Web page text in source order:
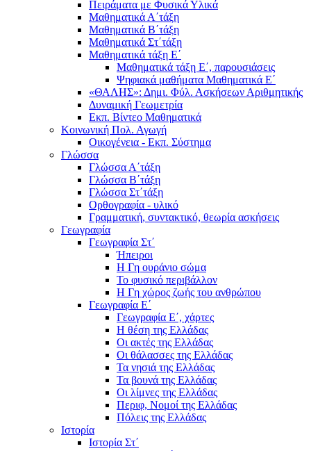
Πειράματα με Φυσικά Υλικά
Μαθηματικά Α΄τάξη
Μαθηματικά Β΄τάξη
Μαθηματικά Στ΄τάξη
Μαθηματικά τάξη Ε΄
Μαθηματικά τάξη Ε΄, παρουσιάσεις
Ψηφιακά μαθήματα Μαθηματικά Ε΄
«ΘΑΛΗΣ»: Δημι. Φύλ. Ασκήσεων Αριθμητικής
Δυναμική Γεωμετρία
Εκπ. Βίντεο Μαθηματικά
Κοινωνική Πολ. Αγωγή
Οικογένεια - Εκπ. Σύστημα
Γλώσσα
Γλώσσα Α΄τάξη
Γλώσσα Β΄τάξη
Γλώσσα Στ΄τάξη
Ορθογραφία - υλικό
Γραμματική, συντακτικό, θεωρία ασκήσεις
Γεωγραφία
Γεωγραφία Στ΄
Ήπειροι
Η Γη ουράνιο σώμα
Το φυσικό περιβάλλον
Η Γη χώρος ζωής του ανθρώπου
Γεωγραφία Ε΄
Γεωγραφία Ε΄, χάρτες
Η θέση της Ελλάδας
Οι ακτές της Ελλάδας
Οι θάλασσες της Ελλάδας
Τα νησιά της Ελλάδας
Τα βουνά της Ελλάδας
Οι λίμνες της Ελλάδας
Περιφ, Νομοί της Ελλάδας
Πόλεις της Ελλάδας
Ιστορία
Ιστορία Στ΄